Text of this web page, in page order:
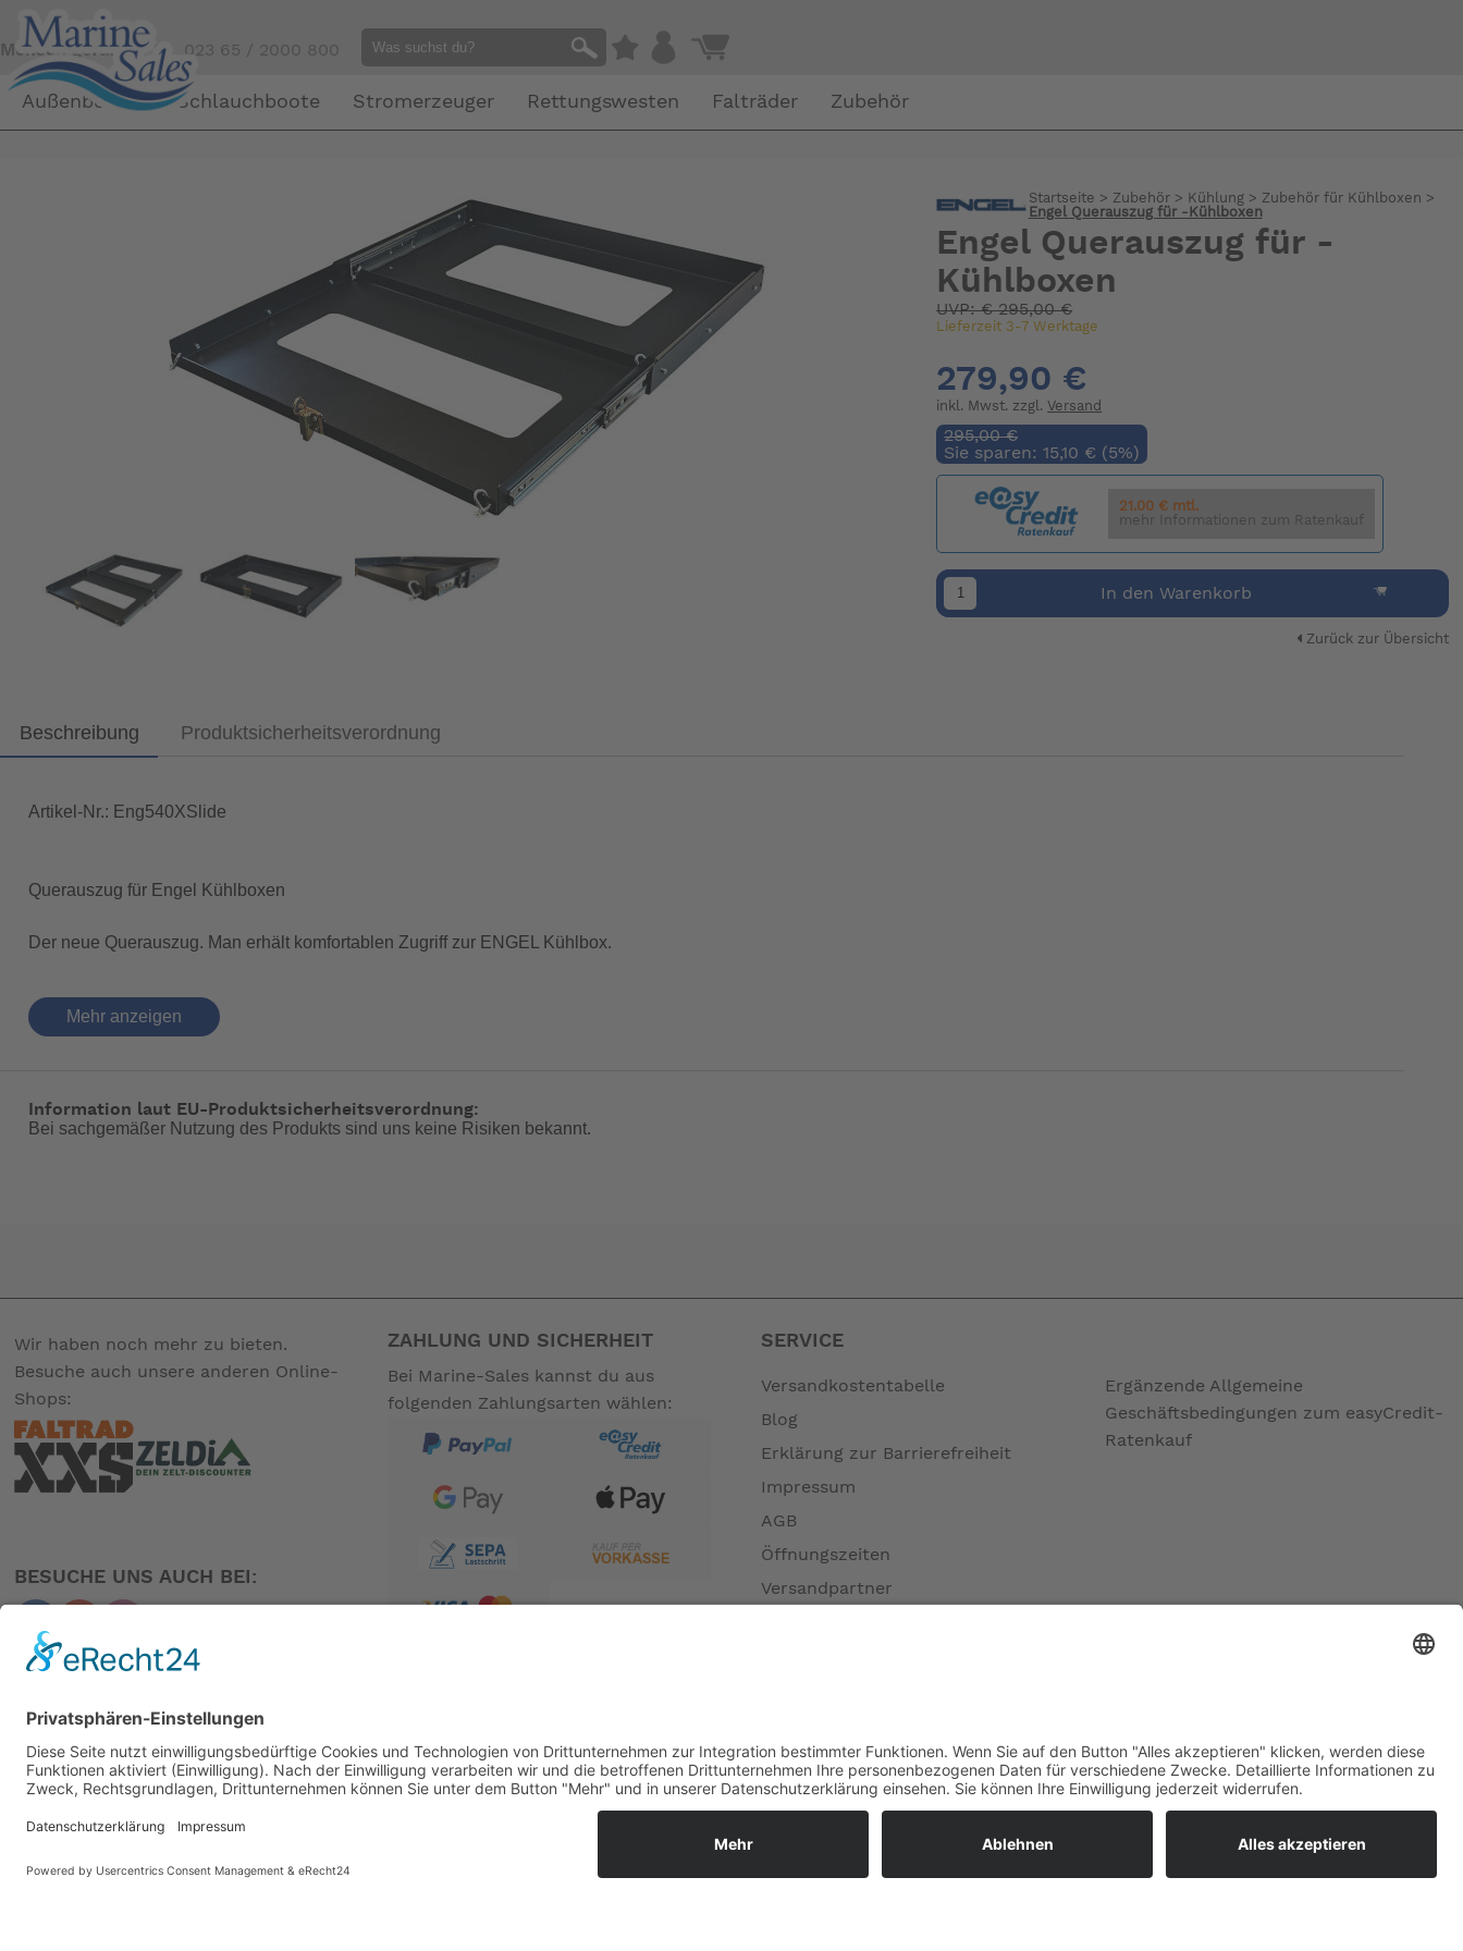
Mensch gefällig?Tel. 023 65 / 2000 800
Außenborder Schlauchboote Stromerzeuger Rettungswesten Falträder Zubehör
Startseite > Zubehör> Kühlung> Zubehör für Kühlboxen >
Engel Querauszug für -Kühlboxen
Engel Querauszug für -
Kühlboxen
UVP:€295,00 €
Lieferzeit 3-7 Werktage
279,90 €
inkl. Mwst. zzgl. Versand
295,00 €
Sie sparen: 15,10 € (5%)
21.00 € mtl.
mehr Informationen zum Ratenkauf
In den Warenkorb
Zurück zur Übersicht
Beschreibung Produktsicherheitsverordnung
Artikel-Nr.: Eng540XSlide
Querauszug für Engel Kühlboxen
Der neue Querauszug. Man erhält komfortablen Zugriff zur ENGEL Kühlbox.
Passend für alle Engel Kühlboxen : MT30/40/MT35/MT45/MR040(MT V
Durch die Montage wird die Höhe um 22 mm erhöht. Aussenmaß des Schlittens 715 mm x475 mm
Mehr anzeigen
Information laut EU-Produktsicherheitsverordnung:
Bei sachgemäßer Nutzung des Produkts sind uns keine Risiken bekannt.
Wir haben noch mehr zu bieten.
Besuche auch unsere anderen Online-
Shops:
BESUCHE UNS AUCH BEI:
ZAHLUNG UND SICHERHEIT
Bei Marine-Sales kannst du aus
folgenden Zahlungsarten wählen:
SERVICE
Versandkostentabelle
Blog
Erklärung zur Barrierefreiheit
Impressum
AGB
Öffnungszeiten
Versandpartner
Widerrufsrecht MS
Widerrufsrecht bei Reparatur
Ergänzende Allgemeine
Geschäftsbedingungen zum easyCredit-
Ratenkauf